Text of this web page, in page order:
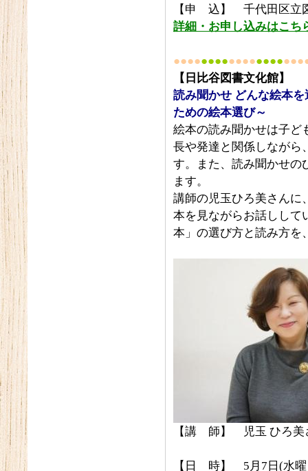
【申 込】 千代田区立
詳細・お申し込みはこち
●●●●●●●●●●●●●●●●
【日比谷図書文化館】
読み聞かせ どんな絵本
ための絵本選び～
絵本の読み聞かせは子ど
長や発達と関係しながら
す。また、読み聞かせの
ます。
講師の児玉ひろ美さんに
本を見ながらお話しして
本」の選び方と読み方を
【講 師】 児玉 ひろ美
【日 時】 5月7日(水曜